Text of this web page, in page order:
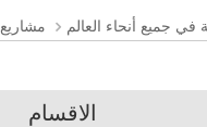
مشاريع في جميع أنحاء العالم
الاقسام